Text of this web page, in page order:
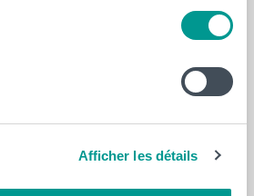
Afficher les détails
de la santé souhaitant renforcer
tous secteurs
avec Jolimont Formation pour
de formation afin de renforcer les